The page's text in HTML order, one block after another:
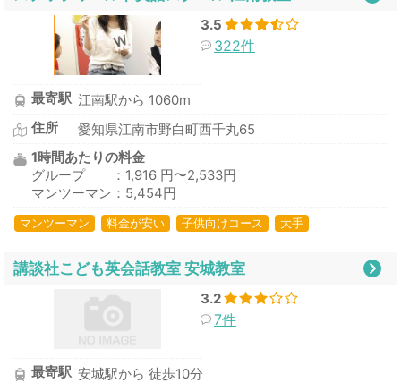
3.5
322件
最寄駅 江南駅から 1060m
住所
愛知県江南市野白町西千丸65
1時間あたりの料金
グループ ：1,916 円〜2,533円
マンツーマン：5,454円
マンツーマン 料金が安い 子供向けコース 大手
講談社こども英会話教室 安城教室
3.2
7件
最寄駅 安城駅から 徒歩10分